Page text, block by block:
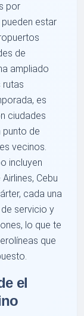
por
estar
de
ampliado
rutas
es
ciudades
punto de
vecinos.
incluyen
Cebu
cada una
servicio y
lo que te
que
el